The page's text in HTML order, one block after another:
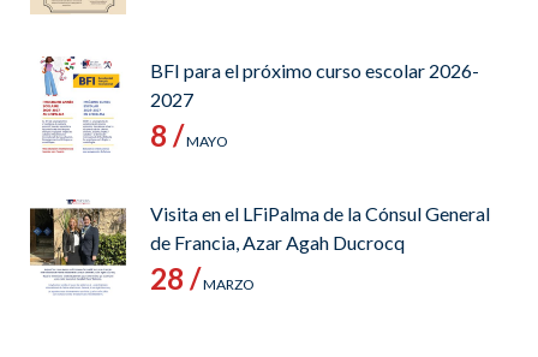
BFI para el próximo curso escolar 2026-
2027
8 /MAYO
Visita en el LFiPalma de la Cónsul General
de Francia, Azar Agah Ducrocq
28 /MARZO